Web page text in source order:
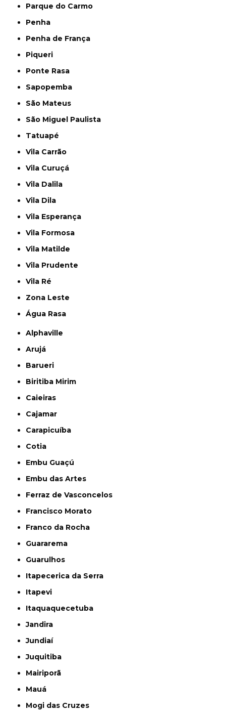
Parque do Carmo
Penha
Penha de França
Piqueri
Ponte Rasa
Sapopemba
São Mateus
São Miguel Paulista
Tatuapé
Vila Carrão
Vila Curuçá
Vila Dalila
Vila Dila
Vila Esperança
Vila Formosa
Vila Matilde
Vila Prudente
Vila Ré
Zona Leste
Água Rasa
Alphaville
Arujá
Barueri
Biritiba Mirim
Caieiras
Cajamar
Carapicuíba
Cotia
Embu Guaçú
Embu das Artes
Ferraz de Vasconcelos
Francisco Morato
Franco da Rocha
Guararema
Guarulhos
Itapecerica da Serra
Itapevi
Itaquaquecetuba
Jandira
Jundiaí
Juquitiba
Mairiporã
Mauá
Mogi das Cruzes